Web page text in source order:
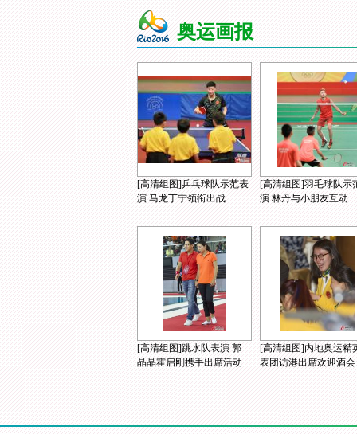
奥运画报
[高清组图]乒乓球队示范表
演 马龙丁宁领衔出战
[高清组图]羽毛球队示
演 林丹与小朋友互动
[高清组图]跳水队表演 郭
晶晶霍启刚携手出席活动
[高清组图]内地奥运精
表团访港出席欢迎酒会